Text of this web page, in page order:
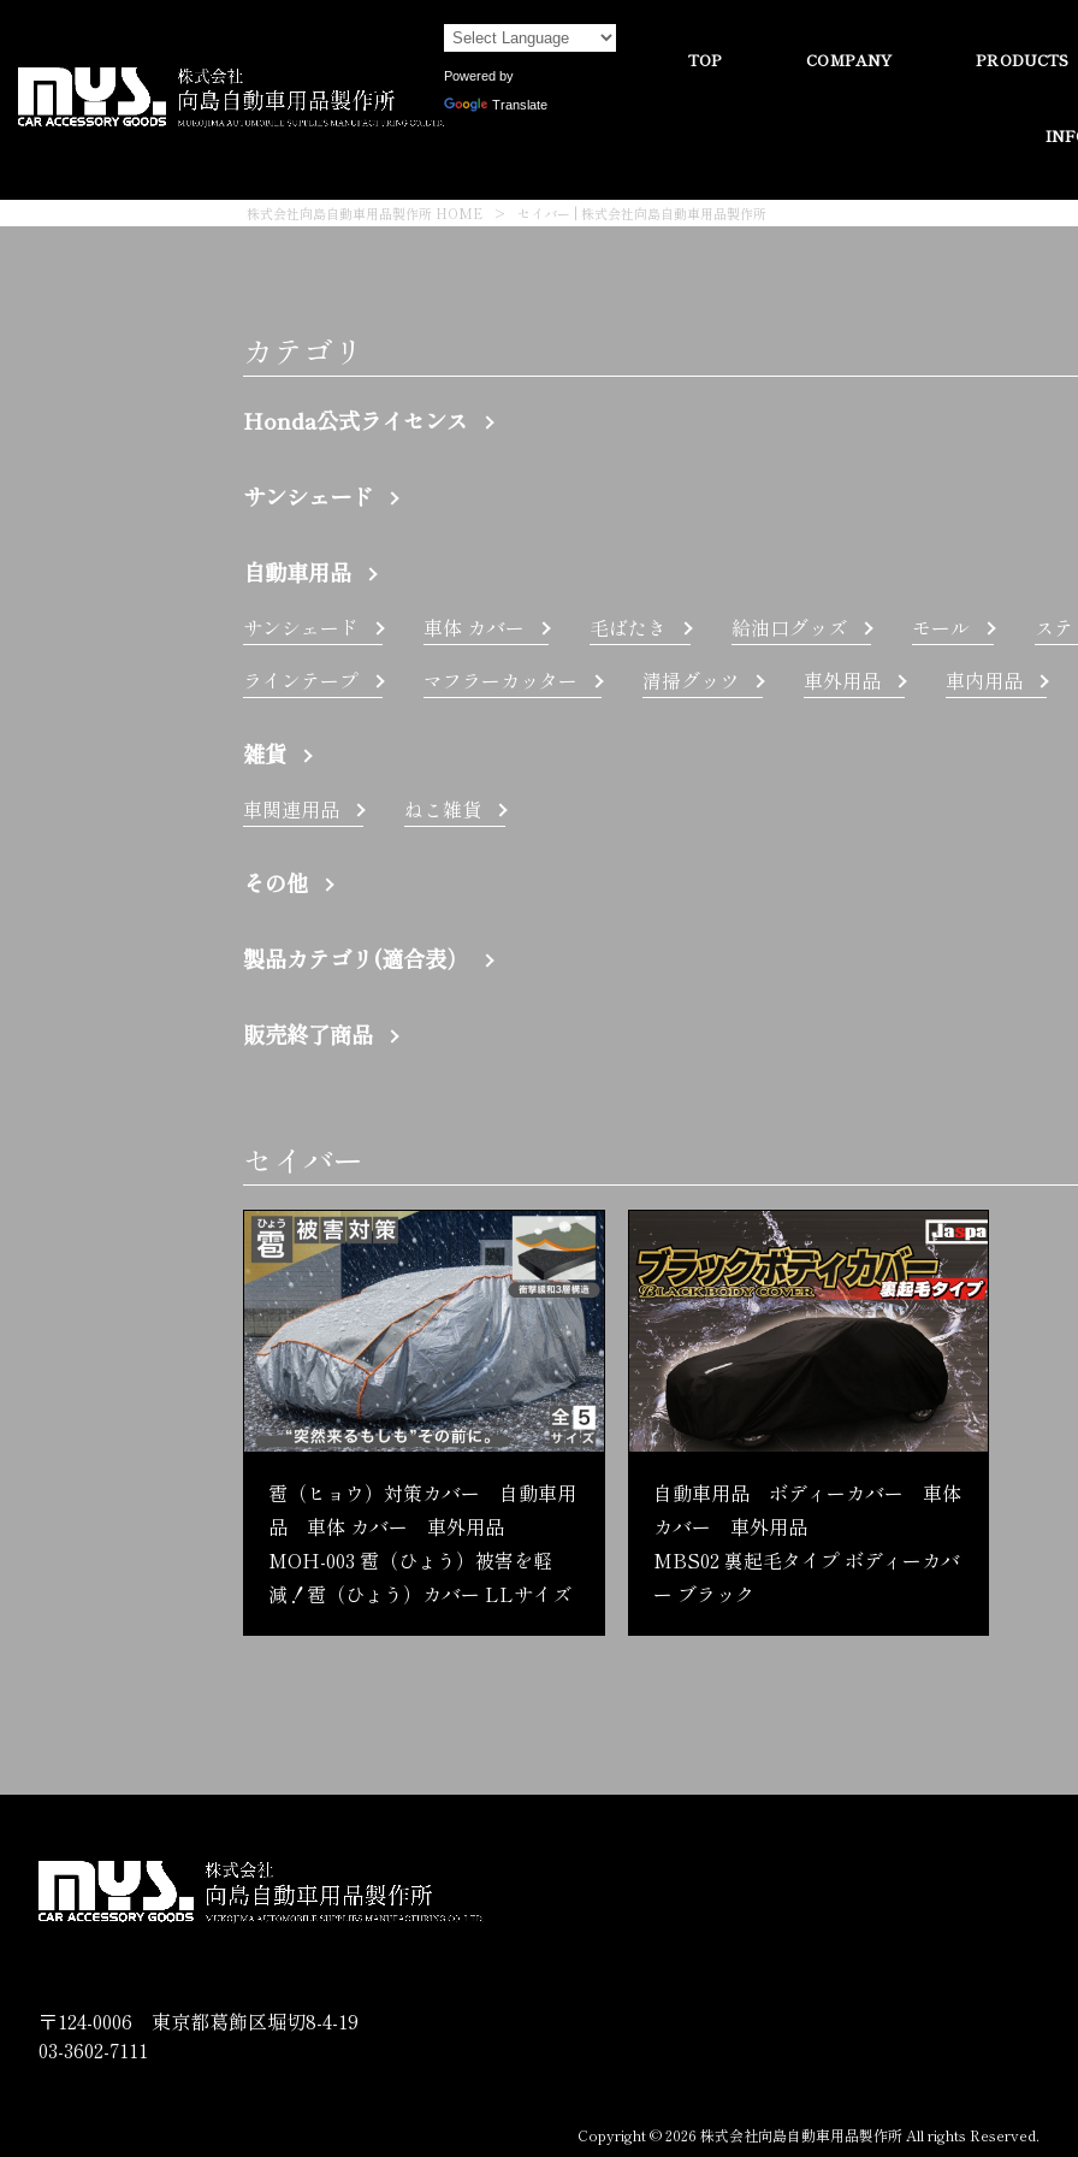
Powered by
Translate
TOP COMPANY PRODUCTS
株式会社向島自動車用品製作所 HOME > セイバー | 株式会社向島自動車用品製作所
カテゴリ
Honda公式ライセンス
サンシェード
自動車用品
サンシェード 車体 カバー 毛ばたき 給油口グッズ モール
ス
ラインテープ
マフラーカッター 清掃グッツ 車外用品 車内用品
雑貨
車関連用品 ねこ雑貨
その他
製品カテゴリ(適合表）
販売終了商品
セイバー
雹（ヒョウ）対策カバー 自動車用
品 車体 カバー 車外用品
MOH-003 雹（ひょう）被害を軽
減！雹（ひょう）カバー LLサイズ
自動車用品 ボディーカバー 車体
カバー 車外用品
MBS02 裏起毛タイプ ボディーカバ
ー ブラック
〒124-0006 東京都葛飾区堀切8-4-19
03-3602-7111
Copyright © 2026 株式会社向島自動車用品製作所 All rights Reserved.